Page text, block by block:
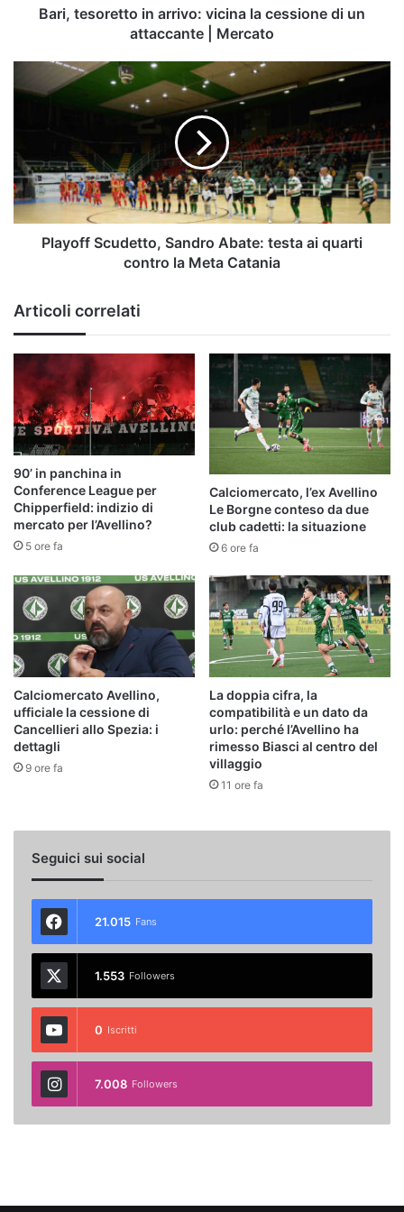
attaccante
Bari, tesoretto in arrivo: vicina la cessione di un
attaccante | Mercato
Scudetto,
quarti
contro
la
Playoff Scudetto, Sandro Abate: testa ai quarti
contro la Meta Catania
Articoli correlati
90’ in panchina in
Conference League per
Chipperfield: indizio di
mercato per l’Avellino?
5 ore fa
Calciomercato, l’ex Avellino
Le Borgne conteso da due
club cadetti: la situazione
6 ore fa
Calciomercato Avellino,
ufficiale la cessione di
Cancellieri allo Spezia: i
dettagli
9 ore fa
La doppia cifra, la
compatibilità e un dato da
urlo: perché l’Avellino ha
rimesso Biasci al centro del
villaggio
11 ore fa
Seguici sui social
21.015 Fans
1.553 Followers
0 Iscritti
7.008 Followers